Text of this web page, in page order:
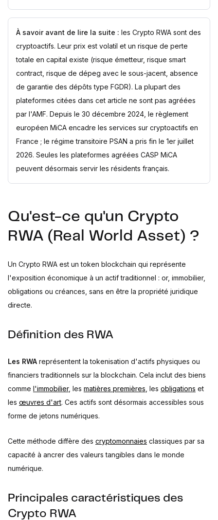
À savoir avant de lire la suite : les Crypto RWA sont des
cryptoactifs. Leur prix est volatil et un risque de perte
totale en capital existe (risque émetteur, risque smart
contract, risque de dépeg avec le sous-jacent, absence
de garantie des dépôts type FGDR). La plupart des
plateformes citées dans cet article ne sont pas agréées
par l'AMF. Depuis le 30 décembre 2024, le règlement
européen MiCA encadre les services sur cryptoactifs en
France ; le régime transitoire PSAN a pris fin le 1er juillet
2026. Seules les plateformes agréées CASP MiCA
peuvent désormais servir les résidents français.
Qu'est-ce qu'un Crypto
RWA (Real World Asset) ?
Un Crypto RWA est un token blockchain qui représente
l'exposition économique à un actif traditionnel : or, immobilier,
obligations ou créances, sans en être la propriété juridique
directe.
Définition des RWA
Les RWA représentent la tokenisation d'actifs physiques ou
financiers traditionnels sur la blockchain. Cela inclut des biens
comme l'immobilier, les matières premières , les obligations et
les œuvres d'art. Ces actifs sont désormais accessibles sous
forme de jetons numériques.
Cette méthode diffère des cryptomonnaies classiques par sa
capacité à ancrer des valeurs tangibles dans le monde
numérique.
Principales caractéristiques des
Crypto RWA